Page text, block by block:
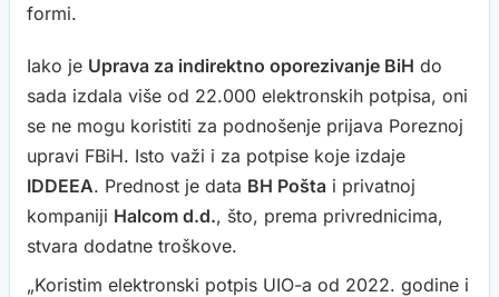
formi.
Iako je Uprava za indirektno oporezivanje BiH do
sada izdala više od 22.000 elektronskih potpisa, oni
se ne mogu koristiti za podnošenje prijava Poreznoj
upravi FBiH. Isto važi i za potpise koje izdaje
IDDEEA. Prednost je data BH Pošta i privatnoj
kompaniji Halcom d.d., što, prema privrednicima,
stvara dodatne troškove.
„Koristim elektronski potpis UIO-a od 2022. godine i